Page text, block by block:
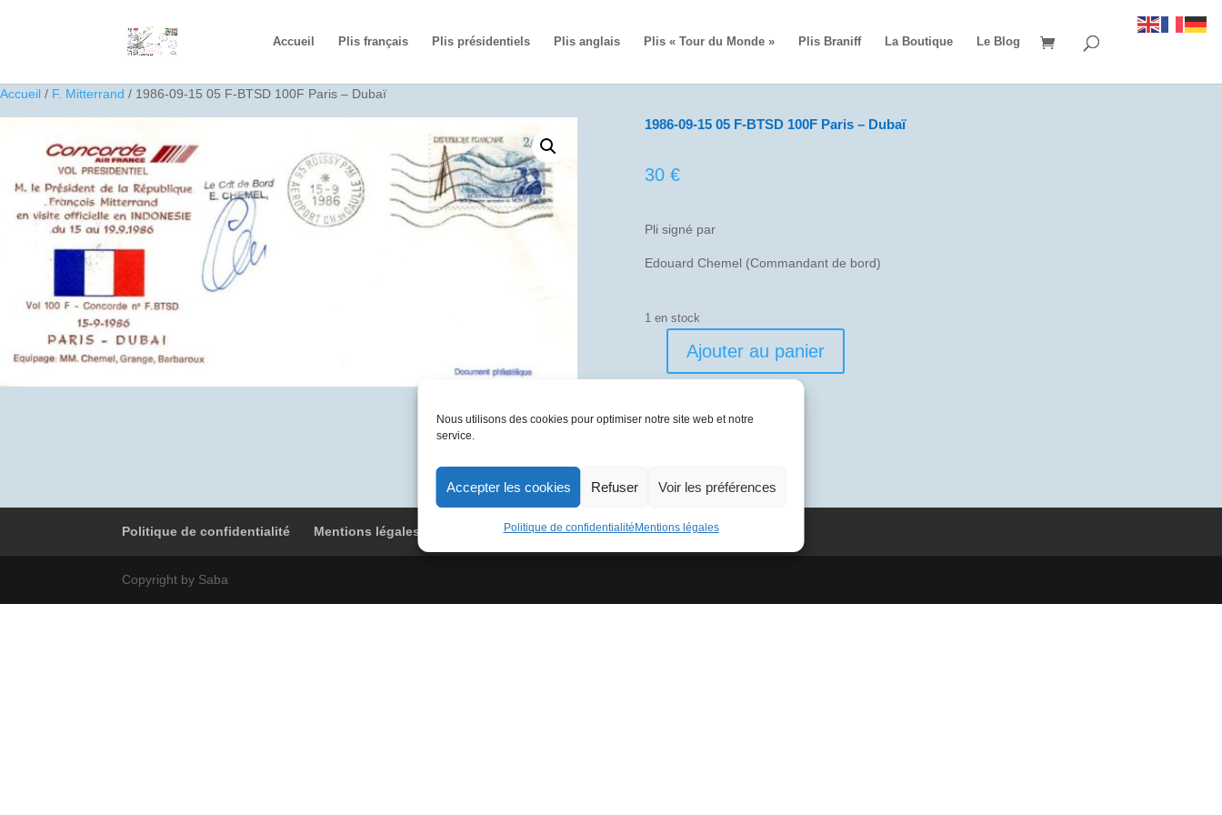
Nous utilisons des cookies pour optimiser notre site web et notre
service.
Accepter les cookies Refuser Voir les préférences
Politique de confidentialité Mentions légales
Accueil Plis français Plis présidentiels Plis anglais Plis « Tour du Monde » Plis Braniff La Boutique Le Blog
Accueil / F. Mitterrand / 1986-09-15 05 F-BTSD 100F Paris – Dubaï
1986-09-15 05 F-BTSD 100F Paris – Dubaï
30 €
Pli signé par
Edouard Chemel (Commandant de bord)
1 en stock
quantité
de
09-
100F
Ajouter au panier
Catégorie :F. Mitterrand
Politique de confidentialité Mentions légales Conditions Générales de Vente
Copyright by Saba